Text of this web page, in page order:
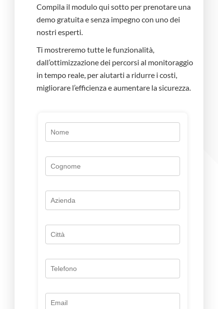
Compila il modulo qui sotto per prenotare una
demo gratuita e senza impegno con uno dei
nostri esperti.
Ti mostreremo tutte le funzionalità,
dall’ottimizzazione dei percorsi al monitoraggio
in tempo reale, per aiutarti a ridurre i costi,
migliorare l’efficienza e aumentare la sicurezza.